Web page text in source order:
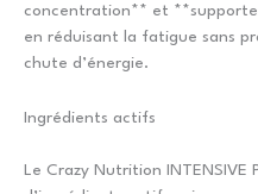
concentration** et
en réduisant la fatigue sans
chute d’énergie.
Ingrédients actifs
Le Crazy Nutrition INTENSIVE